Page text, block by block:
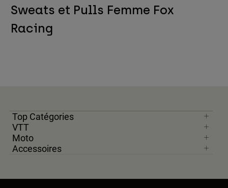
Sweats et Pulls Femme Fox
Racing
Top Catégories
VTT
Moto
Accessoires